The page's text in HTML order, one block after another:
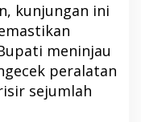
kunjungan ini
meninjau
peralatan
sejumlah